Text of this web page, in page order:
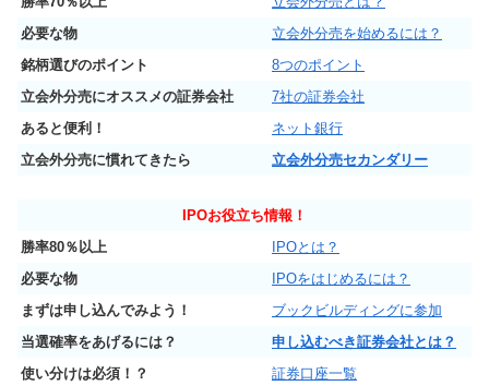
必要な物
立会外分売を始めるには？
銘柄選びのポイント
8つのポイント
立会外分売にオススメの証券会社
7社の証券会社
あると便利！
ネット銀行
立会外分売に慣れてきたら
立会外分売セカンダリー
IPOお役立ち情報！
勝率80％以上
IPOとは？
必要な物
IPOをはじめるには？
まずは申し込んでみよう！
ブックビルディングに参加
当選確率をあげるには？
申し込むべき証券会社とは？
使い分けは必須！？
証券口座一覧